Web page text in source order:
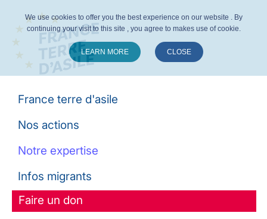
France terre d'asile
Nos actions
Notre expertise
Infos migrants
Faire un don
We use cookies to offer you the best experience on our website . By
continuing your visit to this site , you agree to makes use of cookie.
LEARN MORE CLOSE